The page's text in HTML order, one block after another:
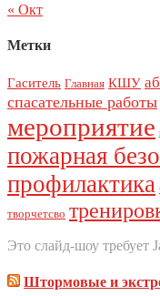
« Окт
Метки
Гаситель Главная КШУ
спасательные работы
мероприятие
пожарная
профилактика
творчетсво
Это слайд-шоу требует
Штормовые и